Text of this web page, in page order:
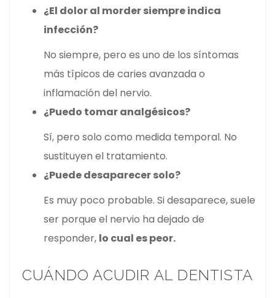
¿El dolor al morder siempre indica
infección?
No siempre, pero es uno de los síntomas
más típicos de caries avanzada o
inflamación del nervio.
¿Puedo tomar analgésicos?
Sí, pero solo como medida temporal. No
sustituyen el tratamiento.
¿Puede desaparecer solo?
Es muy poco probable. Si desaparece, suele
ser porque el nervio ha dejado de
responder, lo cual es peor.
CUÁNDO ACUDIR AL DENTISTA